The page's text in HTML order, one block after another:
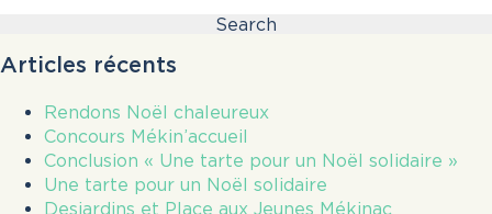
Articles récents
Rendons Noël chaleureux
Concours Mékin’accueil
Conclusion « Une tarte pour un Noël solidaire »
Une tarte pour un Noël solidaire
Desjardins et Place aux Jeunes Mékinac